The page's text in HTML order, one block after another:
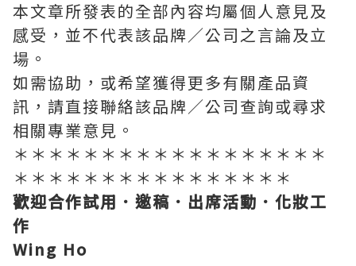
本文章所發表的全部內容均屬個人意見及
感受，並不代表該品牌／公司之言論及立
場。
如需協助，或希望獲得更多有關產品資
訊，請直接聯絡該品牌／公司查詢或尋求
相關專業意見。
＊＊＊＊＊＊＊＊＊＊＊＊＊＊＊＊＊＊
＊＊＊＊＊＊＊＊＊＊＊＊＊＊＊＊
歡迎合作試用．邀稿．出席活動．化妝工
作
Wing Ho